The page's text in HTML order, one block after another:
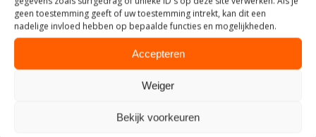
geen toestemming geeft of uw toestemming intrekt, kan dit een
nadelige invloed hebben op bepaalde functies en mogelijkheden.
Accepteren
Weiger
Bekijk voorkeuren